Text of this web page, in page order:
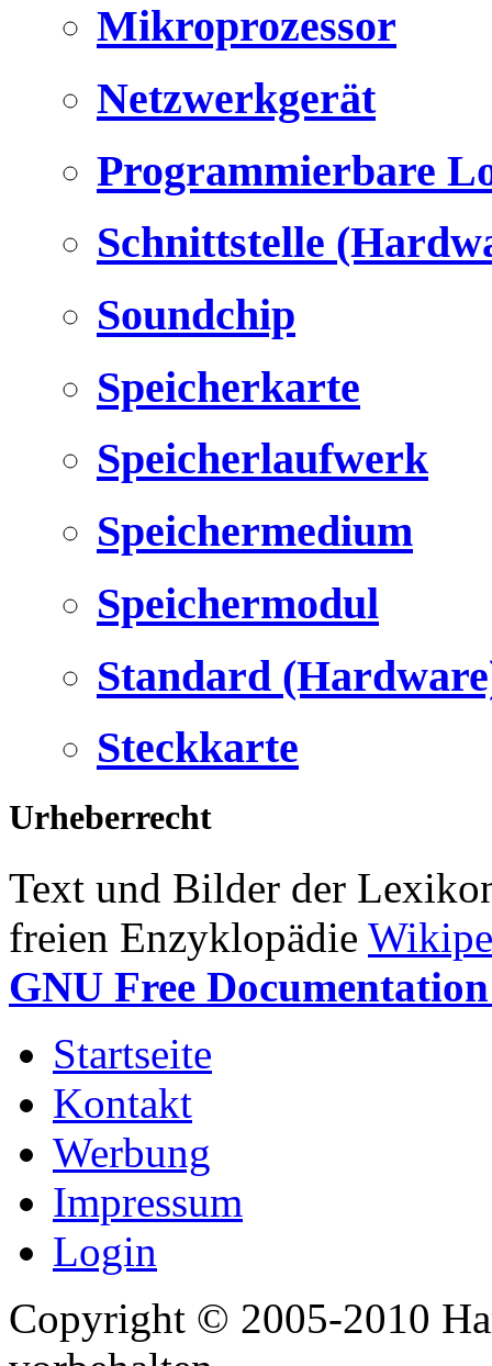
Mikroprozessor
Netzwerkgerät
Programmierbare
Schnittstelle
Soundchip
Speicherkarte
Speicherlaufwerk
Speichermedium
Speichermodul
Standard
Steckkarte
Urheberrecht
Text und Bilder der
freien Enzyklopädie
GNU Free
Startseite
Kontakt
Werbung
Impressum
Login
Copyright © 2005-2010